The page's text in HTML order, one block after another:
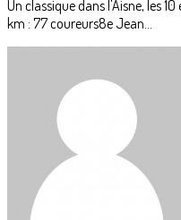
Un classique dans l'Aisne, les
km : 77 coureurs8e Jean...